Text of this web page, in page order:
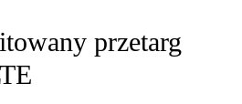
przetarg